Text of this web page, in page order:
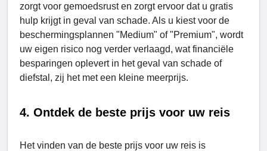
zorgt voor gemoedsrust en zorgt ervoor dat u gratis
hulp krijgt in geval van schade. Als u kiest voor de
beschermingsplannen "Mеdium" of "Premium", wordt
uw eigen risico nog verder verlaagd, wat financiële
besparingen oplevert in het geval van schade of
diefstal, zij het met een kleine meerprijs.
4. Ontdek de beste prijs voor uw reis
Het vinden van de beste prijs voor uw reis is